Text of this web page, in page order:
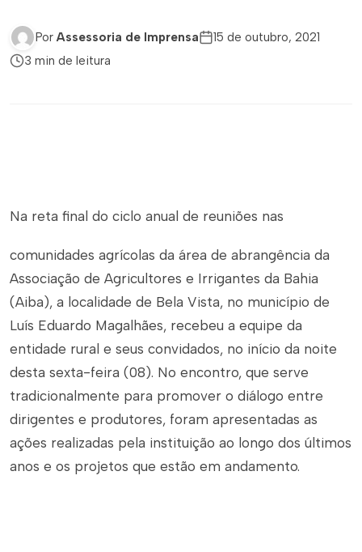
Por Assessoria de Imprensa
15 de outubro, 2021
3 min de leitura
Na reta final do ciclo anual de reuniões nas
comunidades agrícolas da área de abrangência da
Associação de Agricultores e Irrigantes da Bahia
(Aiba), a localidade de Bela Vista, no município de
Luís Eduardo Magalhães, recebeu a equipe da
entidade rural e seus convidados, no início da noite
desta sexta-feira (08). No encontro, que serve
tradicionalmente para promover o diálogo entre
dirigentes e produtores, foram apresentadas as
ações realizadas pela instituição ao longo dos últimos
anos e os projetos que estão em andamento.